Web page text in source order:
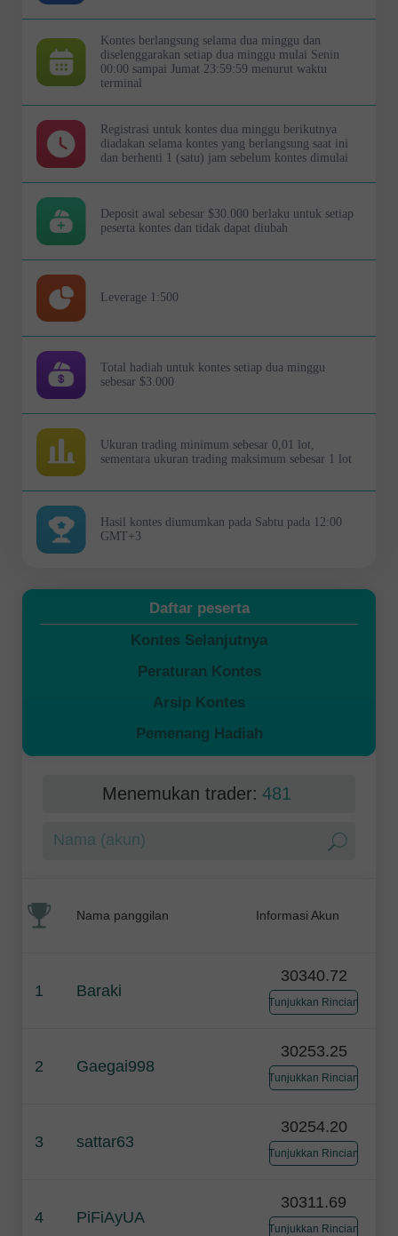
Kontes berlangsung selama dua minggu dan
diselenggarakan setiap dua minggu mulai Senin
00:00 sampai Jumat 23:59:59 menurut waktu
terminal
Registrasi untuk kontes dua minggu berikutnya
diadakan selama kontes yang berlangsung saat ini
dan berhenti 1 (satu) jam sebelum kontes dimulai
Deposit awal sebesar $30.000 berlaku untuk setiap
peserta kontes dan tidak dapat diubah
Leverage 1:500
Total hadiah untuk kontes setiap dua minggu
sebesar $3.000
Ukuran trading minimum sebesar 0,01 lot,
sementara ukuran trading maksimum sebesar 1 lot
Hasil kontes diumumkan pada Sabtu pada 12:00
GMT+3
Daftar peserta
Kontes Selanjutnya
Peraturan Kontes
Arsip Kontes
Pemenang Hadiah
Menemukan trader: 481
Nama panggilan Informasi Akun
1 Baraki
30340.72
Tunjukkan Rincian
2 Gaegai998
30253.25
Tunjukkan Rincian
3 sattar63
30254.20
Tunjukkan Rincian
4 PiFiAyUA
30311.69
Tunjukkan Rincian